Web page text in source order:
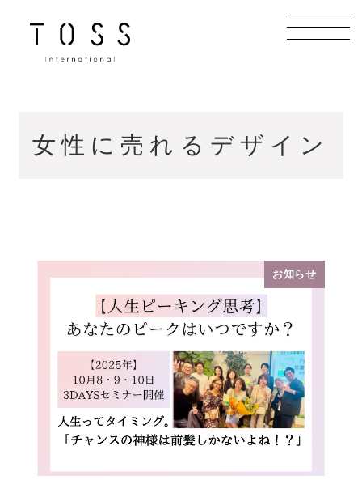
女性に売れるデザイン
お知らせ